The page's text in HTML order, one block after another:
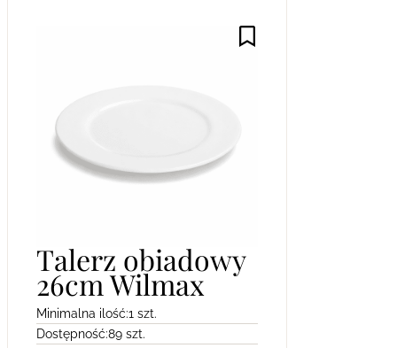
Talerz obiadowy
26cm Wilmax
Minimalna ilość:1 szt.
Dostępność:89 szt.